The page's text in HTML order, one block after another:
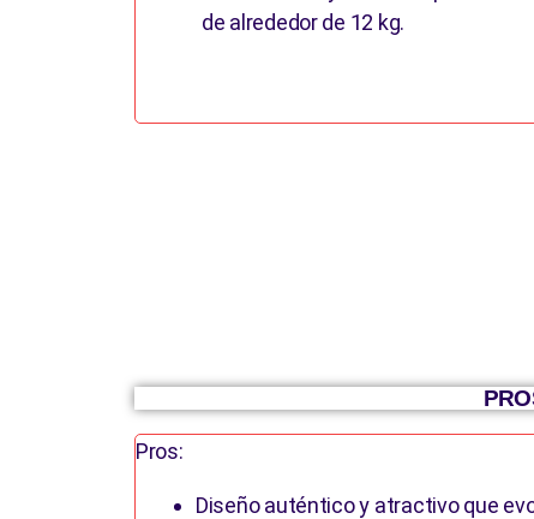
de alrededor de 12 kg.
Pros:
Diseño auténtico y atractivo que